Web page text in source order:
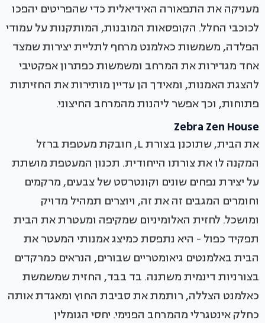
מעניקה את התפאורה האידיאלית כדי שהפריטים יהפכו
לכוכבי החלל. הקופסאות המובנות, המותקנות על עמודי
הפלדה, משמשות כאלמנט מרחף לתליית יצירות שמצד
אחד מגדירות את המרחב ומשמשות כפתרון אפקטיבי
להצגת האמנות, ומאידך הן עדיין מותירות את החזיתות
פתוחות, וכך אפשר ליהנות מהמרחב החיצוני.
Zebra Zen House
את הבית, שתוכנן בצורת L, חובקת מעטפת ברזל
המקנה לו את צורתו הייחודית. תכנון המעטפת מושתת
על יצירת נפחים שונים וקונטרסט של צבעים, מרקמים
וחומרים המגבים זה את זה, ויוצרים תמהיל מדויק
ומושכל. לחזית האלומיניום שמקיפה ומעטרת את הבית
תפקיד כפול - היא נתפסת כמיצג אמנותי המעטר את
הבית באלמנטים גיאומטריים שבורים, הנראים כמרקדים
בצורניות דינמית משתנה. בד בבד, החזית שמשמשת
כאלמנט הצללה, רותמת את סביבת החוץ ומאגדת אותה
כחלק אינטגרלי מהמרחב הפנימי. יחסי הגומלין